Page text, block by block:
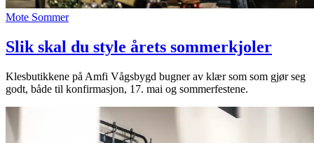
Mote Sommer
Slik skal du style årets sommerkjoler
Klesbutikkene på Amfi Vågsbygd bugner av klær som som gjør seg
godt, både til konfirmasjon, 17. mai og sommerfestene.